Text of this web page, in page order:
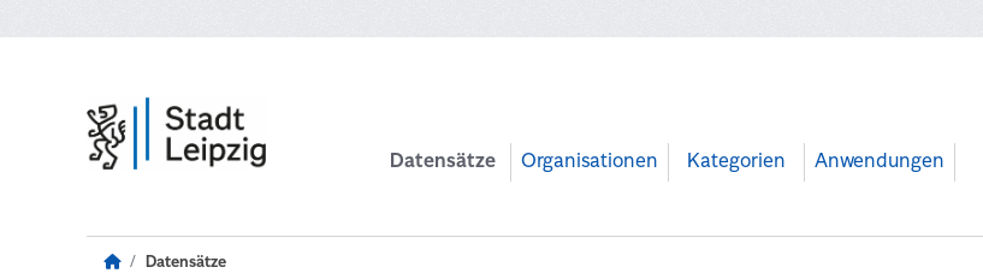
Datensätze Organisationen Kategorien Anwendungen
Datensätze